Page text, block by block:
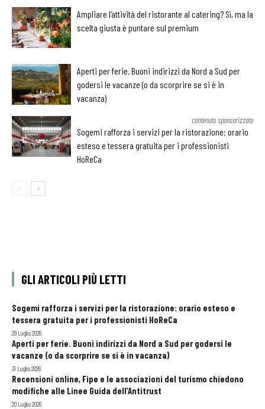
Ampliare l’attività del ristorante al catering? Sì, ma la
scelta giusta è puntare sul premium
Aperti per ferie. Buoni indirizzi da Nord a Sud per
godersi le vacanze (o da scorprire se si è in
vacanza)
contenuto sponsorizzato
Sogemi rafforza i servizi per la ristorazione: orario
esteso e tessera gratuita per i professionisti
HoReCa
GLI ARTICOLI PIÙ LETTI
Sogemi rafforza i servizi per la ristorazione: orario esteso e
tessera gratuita per i professionisti HoReCa
29 Luglio 2026
Aperti per ferie. Buoni indirizzi da Nord a Sud per godersi le
vacanze (o da scorprire se si è in vacanza)
31 Luglio 2026
Recensioni online, Fipe e le associazioni del turismo chiedono
modifiche alle Linee Guida dell’Antitrust
20 Luglio 2026